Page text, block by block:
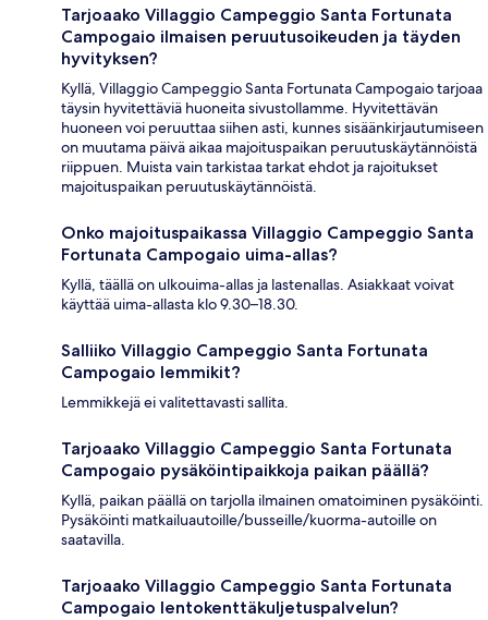
Tarjoaako Villaggio Campeggio Santa Fortunata
Campogaio ilmaisen peruutusoikeuden ja täyden
hyvityksen?
Kyllä, Villaggio Campeggio Santa Fortunata Campogaio tarjoaa
täysin hyvitettäviä huoneita sivustollamme. Hyvitettävän
huoneen voi peruuttaa siihen asti, kunnes sisäänkirjautumiseen
on muutama päivä aikaa majoituspaikan peruutuskäytännöistä
riippuen. Muista vain tarkistaa tarkat ehdot ja rajoitukset
majoituspaikan peruutuskäytännöistä.
Onko majoituspaikassa Villaggio Campeggio Santa
Fortunata Campogaio uima-allas?
Kyllä, täällä on ulkouima-allas ja lastenallas. Asiakkaat voivat
käyttää uima-allasta klo 9.30–18.30.
Salliiko Villaggio Campeggio Santa Fortunata
Campogaio lemmikit?
Lemmikkejä ei valitettavasti sallita.
Tarjoaako Villaggio Campeggio Santa Fortunata
Campogaio pysäköintipaikkoja paikan päällä?
Kyllä, paikan päällä on tarjolla ilmainen omatoiminen pysäköinti.
Pysäköinti matkailuautoille/busseille/kuorma-autoille on
saatavilla.
Tarjoaako Villaggio Campeggio Santa Fortunata
Campogaio lentokenttäkuljetuspalvelun?